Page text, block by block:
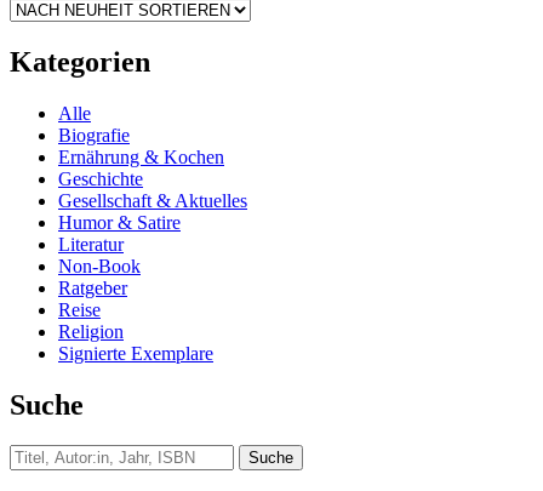
Kategorien
Alle
Biografie
Ernährung & Kochen
Geschichte
Gesellschaft & Aktuelles
Humor & Satire
Literatur
Non-Book
Ratgeber
Reise
Religion
Signierte Exemplare
Suche